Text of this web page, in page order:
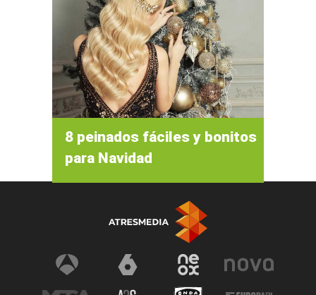
8 peinados fáciles y bonitos
para Navidad